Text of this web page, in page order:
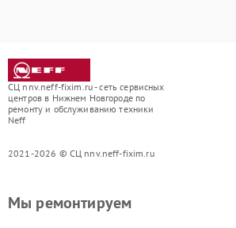
СЦ nnv.neff-fixim.ru - сеть сервисных
центров в Нижнем Новгороде по
ремонту и обслуживанию техники
Neff
2021-2026 © СЦ nnv.neff-fixim.ru
Мы ремонтируем